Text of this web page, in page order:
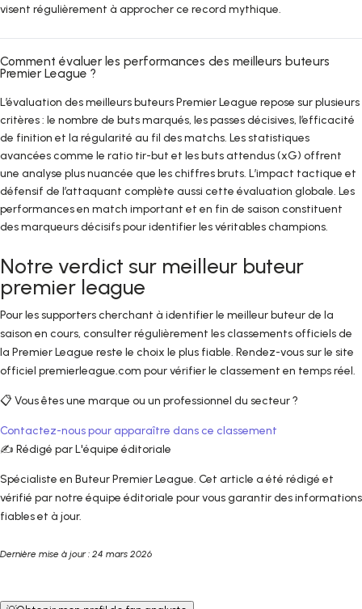
visent régulièrement à approcher ce record mythique.
Comment évaluer les performances des meilleurs buteurs
Premier League ?
L’évaluation des meilleurs buteurs Premier League repose sur plusieurs
critères : le nombre de buts marqués, les passes décisives, l’efficacité
de finition et la régularité au fil des matchs. Les statistiques
avancées comme le ratio tir-but et les buts attendus (xG) offrent
une analyse plus nuancée que les chiffres bruts. L’impact tactique et
défensif de l’attaquant complète aussi cette évaluation globale. Les
performances en match important et en fin de saison constituent
des marqueurs décisifs pour identifier les véritables champions.
Notre verdict sur meilleur buteur
premier league
Pour les supporters cherchant à identifier le meilleur buteur de la
saison en cours, consulter régulièrement les classements officiels de
la Premier League reste le choix le plus fiable. Rendez-vous sur le site
officiel premierleague.com pour vérifier le classement en temps réel.
📋 Vous êtes une marque ou un professionnel du secteur ?
Contactez-nous pour apparaître dans ce classement
✍️ Rédigé par L'équipe éditoriale
Spécialiste en Buteur Premier League. Cet article a été rédigé et
vérifié par notre équipe éditoriale pour vous garantir des informations
fiables et à jour.
Dernière mise à jour : 24 mars 2026